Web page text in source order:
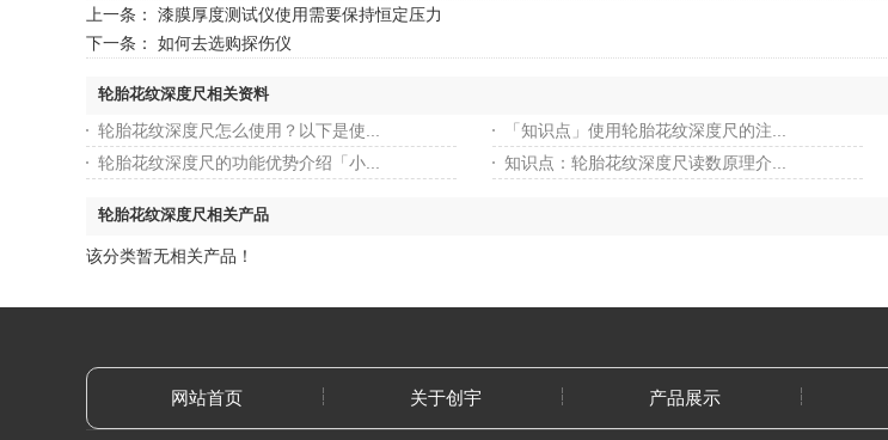
上一条： 漆膜厚度测试仪使用需要保持恒定压力
下一条： 如何去选购探伤仪
轮胎花纹深度尺相关资料
轮胎花纹深度尺怎么使用？以下是使... 「知识点」使用轮胎花纹深度尺的注...
轮胎花纹深度尺的功能优势介绍「小...
知识点：轮胎花纹深度尺读数原理介...
轮胎花纹深度尺相关产品
该分类暂无相关产品！
网站首页 关于创宇 产品展示